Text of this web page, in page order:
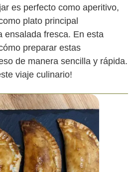
es perfecto como aperitivo,
plato principal
ensalada fresca. En esta
preparar estas
de manera sencilla y rápida.
viaje culinario!